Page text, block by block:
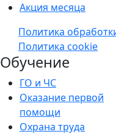
Акция месяца
Политика
Политика cookie
Обучение
ГО и ЧС
Оказание первой
помощи
Охрана труда